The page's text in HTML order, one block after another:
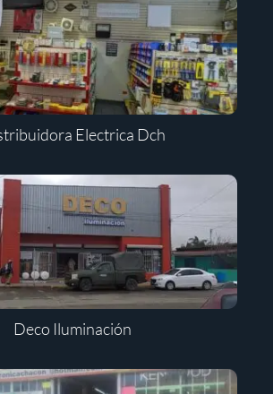
Electrica Dch
Deco Iluminación